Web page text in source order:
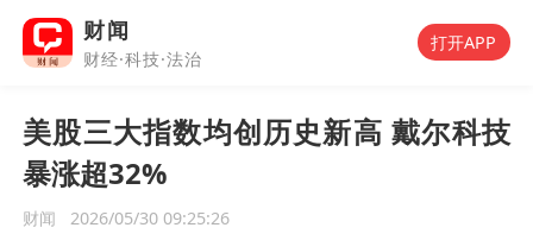
财闻
财经·科技·法治
打开APP
美股三大指数均创历史新高 戴尔科技
暴涨超32%
财闻 2026/05/30 09:25:26